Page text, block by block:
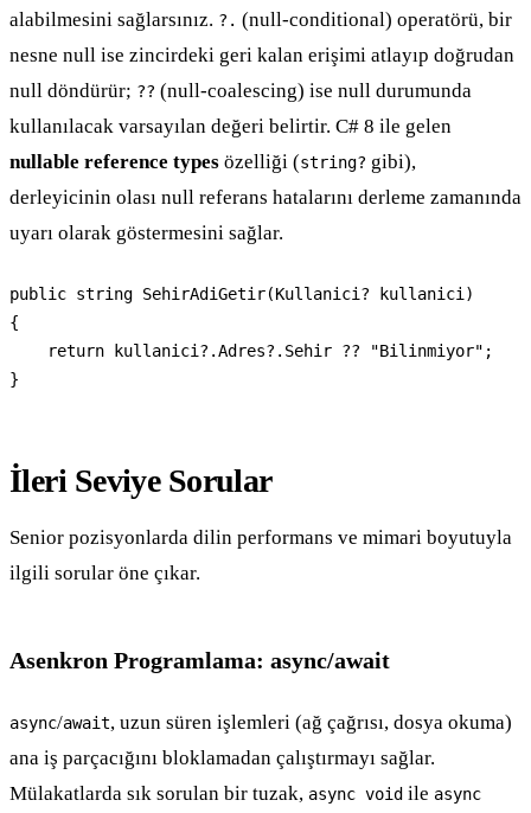
alabilmesini sağlarsınız. ?. (null-conditional) operatörü, bir
nesne null ise zincirdeki geri kalan erişimi atlayıp doğrudan
null döndürür; ?? (null-coalescing) ise null durumunda
kullanılacak varsayılan değeri belirtir. C# 8 ile gelen
nullable reference types özelliği (string? gibi),
derleyicinin olası null referans hatalarını derleme zamanında
uyarı olarak göstermesini sağlar.
public string SehirAdiGetir(Kullanici? kullanici)
{
    return kullanici?.Adres?.Sehir ?? "Bilinmiyor";
}
İleri Seviye Sorular
Senior pozisyonlarda dilin performans ve mimari boyutuyla
ilgili sorular öne çıkar.
Asenkron Programlama: async/await
async/await, uzun süren işlemleri (ağ çağrısı, dosya okuma)
ana iş parçacığını bloklamadan çalıştırmayı sağlar.
Mülakatlarda sık sorulan bir tuzak, async void ile async